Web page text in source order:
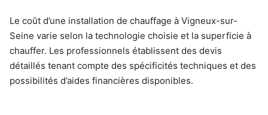
Le coût d’une installation de chauffage à Vigneux-sur-
Seine varie selon la technologie choisie et la superficie à
chauffer. Les professionnels établissent des devis
détaillés tenant compte des spécificités techniques et des
possibilités d’aides financières disponibles.